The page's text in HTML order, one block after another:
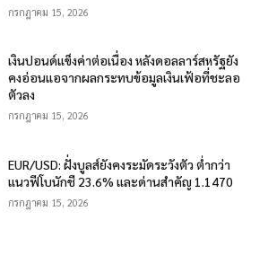
กรกฎาคม 15, 2026
เงินปอนด์แข็งค่าต่อเนื่อง หลังดอลลาร์สหรัฐยัง
คงอ่อนแอจากผลกระทบข้อมูลเงินเฟ้อที่ชะลอ
ตัวลง
กรกฎาคม 15, 2026
EUR/USD: ฝั่งบูลส์ยังคงระมัดระวังตัว ต่ำกว่า
แนวฟีโบนักชี 23.6% และด่านสำคัญ 1.1470
กรกฎาคม 15, 2026